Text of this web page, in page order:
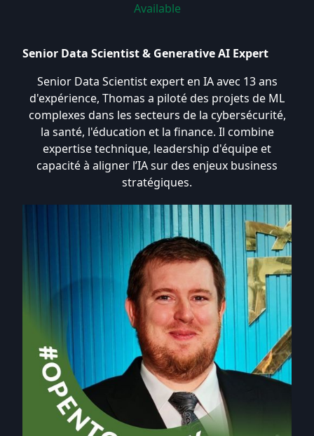
Available
Senior Data Scientist & Generative AI Expert
Senior Data Scientist expert en IA avec 13 ans
d'expérience, Thomas a piloté des projets de ML
complexes dans les secteurs de la cybersécurité,
la santé, l'éducation et la finance. Il combine
expertise technique, leadership d'équipe et
capacité à aligner l’IA sur des enjeux business
stratégiques.